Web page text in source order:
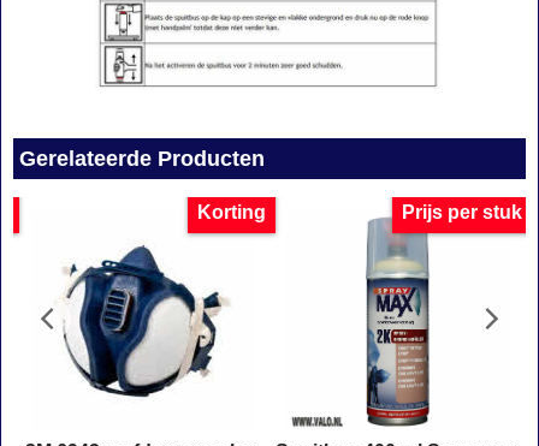
Gerelateerde Producten
Korting Prijs per stuk